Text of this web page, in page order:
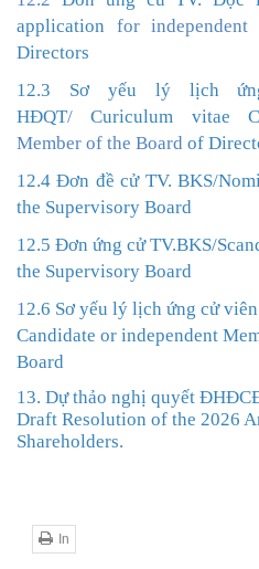
application for
Directors
12.3 Sơ yếu lý lịch
HĐQT/Curiculum vitae
Member of the Board of
12.4 Đơn đề cử TV. BKS/
the Supervisory Board
12.5 Đơn ứng cử TV.BKS/
the Supervisory Board
12.6 Sơ yếu lý lịch ứng cử
Candidate or independent
Board
13. Dự thảo nghị quyết
Draft Resolution of the 2026
Shareholders.
In